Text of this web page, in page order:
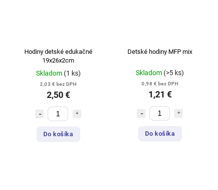
Hodiny detské edukačné
19x26x2cm
Skladom (1 ks)
2,03 € bez DPH
2,50 €
Do košíka
Detské hodiny MFP mix
Skladom (>5 ks)
0,98 € bez DPH
1,21 €
Do košíka